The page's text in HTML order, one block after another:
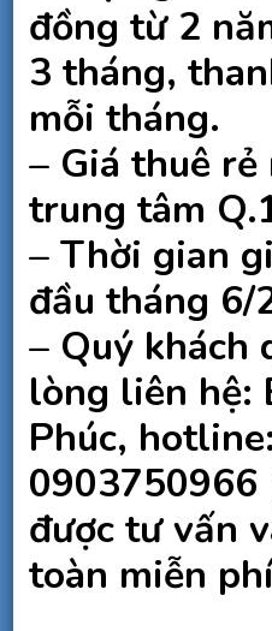
đồng từ 2
3 tháng,
mỗi tháng.
– Giá thuê
trung tâm
– Thời gian
đầu tháng 6/
– Quý khách
lòng liên hệ:
Phúc, hotline:
0903750966
được tư vấn
toàn miễn